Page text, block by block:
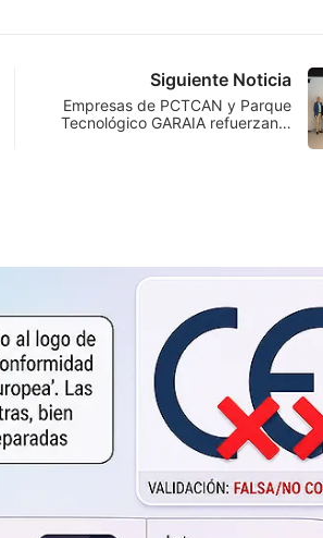
Siguiente Noticia
Empresas de PCTCAN y Parque
Tecnológico GARAIA refuerzan…